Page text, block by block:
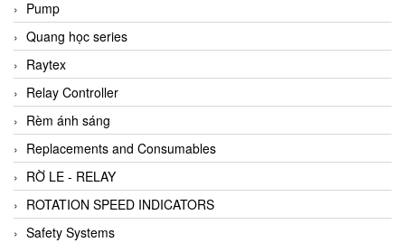
Pump
Quang học series
Raytex
Relay Controller
Rèm ánh sáng
Replacements and Consumables
RỜ LE - RELAY
ROTATION SPEED INDICATORS
Safety Systems